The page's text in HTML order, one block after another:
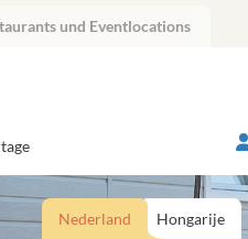
und Eventlocations
Nederland Hongarije